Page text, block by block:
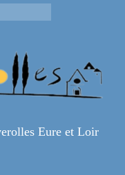
Eure et Loir